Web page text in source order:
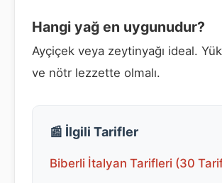
Hangi yağ en uygunudur?
Ayçiçek veya zeytinyağı ideal.
ve nötr lezzette olmalı.
📰 İlgili Tarifler
Biberli İtalyan Tarifleri (30